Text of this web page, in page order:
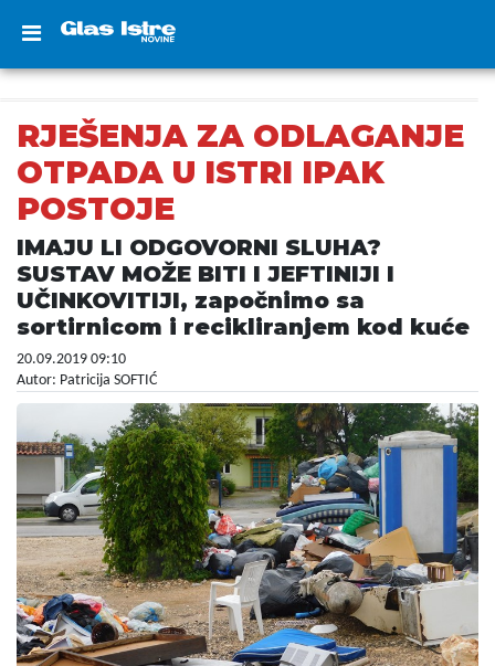
RJEŠENJA ZA ODLAGANJE
OTPADA U ISTRI IPAK
POSTOJE
IMAJU LI ODGOVORNI SLUHA?
SUSTAV MOŽE BITI I JEFTINIJI I
UČINKOVITIJI, započnimo sa
sortirnicom i recikliranjem kod kuće
20.09.2019 09:10
Autor: Patricija SOFTIĆ